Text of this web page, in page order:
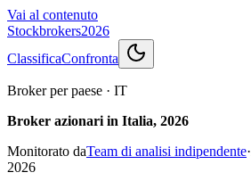
Vai al contenuto
Stockbrokers2026
ClassificaConfronta
Broker per paese · IT
Broker azionari in Italia, 2026
Monitorato daTeam di analisi indipendente·
2026